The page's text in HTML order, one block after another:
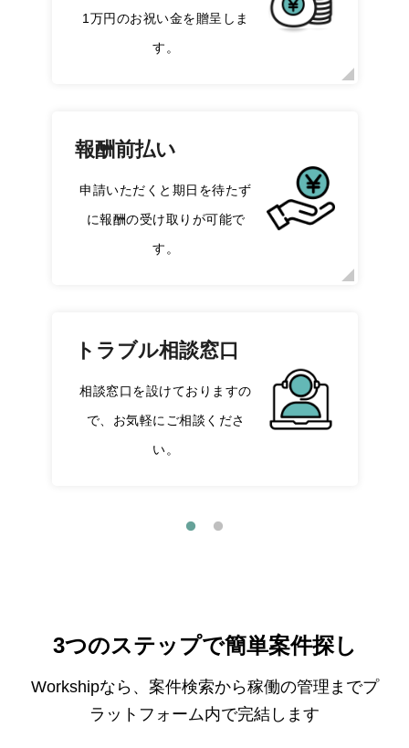
1万円のお祝い金を贈呈しま
す。
報酬前払い
申請いただくと期日を待たず
に報酬の受け取りが可能で
す。
トラブル相談窓口
相談窓口を設けておりますの
で、お気軽にご相談くださ
い。
3つのステップで簡単案件探し
Workshipなら、案件検索から稼働の管理までプ
ラットフォーム内で完結します